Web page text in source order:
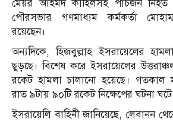
মেয়র আহমদ কাহিলসহ পাঁচজন নিহত
পৌরসভার গণমাধ্যম কর্মকর্তা
রয়েছেন।
অন্যদিকে, হিজবুল্লাহ ইসরায়েলের
ছুড়ছে। বিশেষ করে ইসরায়েলের
রকেট হামলা চালানো হয়েছে। গতকাল
রাত ৯টায় ৯০টি রকেট নিক্ষেপের ঘটনা
ইসরায়েলি বাহিনী জানিয়েছে, লেবানন